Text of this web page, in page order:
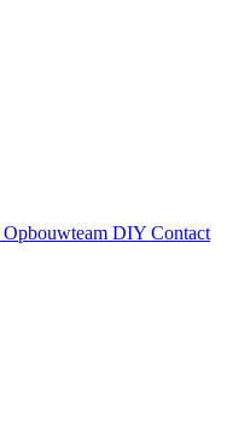
Opbouwteam DIY Contact